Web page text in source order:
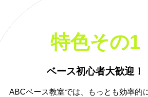
特色その1
ベース初心者大歓迎！
ABCベース教室では、もっとも効率的